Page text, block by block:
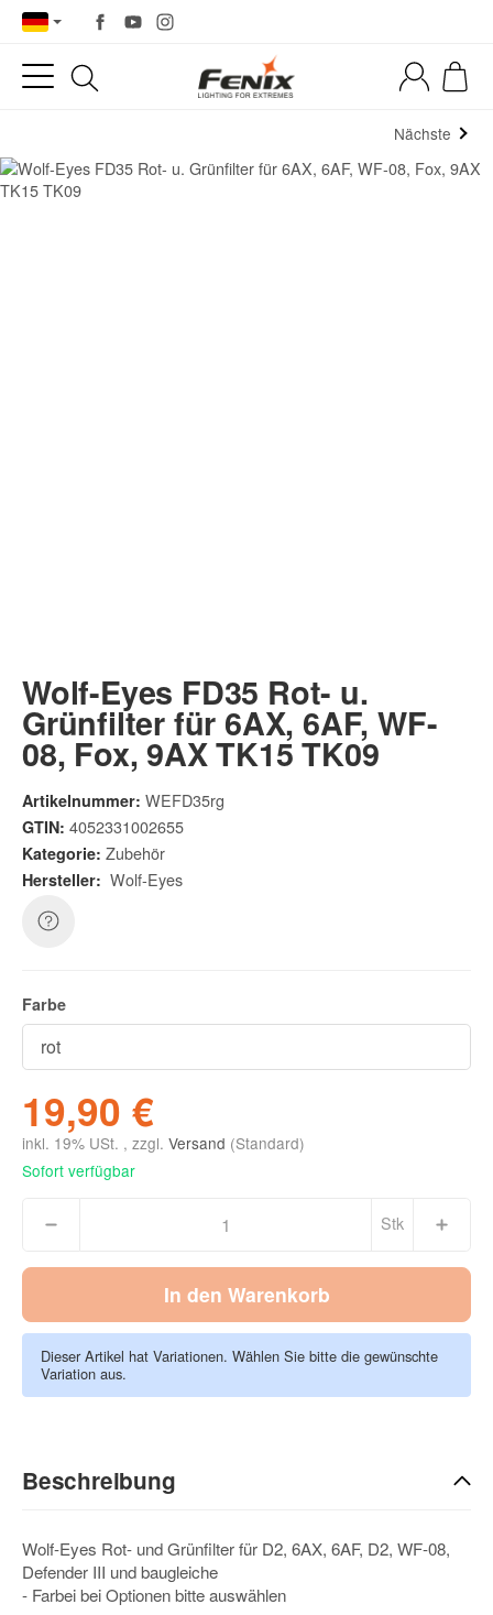
Nächste
Wolf-Eyes FD35 Rot- u.
Grünfilter für 6AX, 6AF, WF-
08, Fox, 9AX TK15 TK09
Artikelnummer: WEFD35rg
GTIN: 4052331002655
Kategorie: Zubehör
Hersteller: Wolf-Eyes
Farbe
19,90 €
inkl. 19% USt. , zzgl. Versand (Standard)
Sofort verfügbar
Stk
In den Warenkorb
Dieser Artikel hat Variationen. Wählen Sie bitte die gewünschte
Variation aus.
Beschreibung
Wolf-Eyes Rot- und Grünfilter für D2, 6AX, 6AF, D2, WF-08,
Defender III und baugleiche
- Farbei bei Optionen bitte auswählen